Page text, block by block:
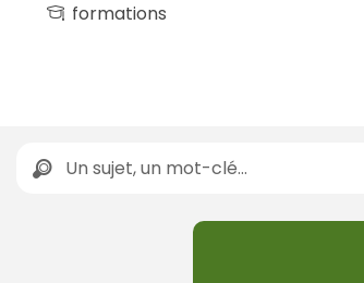
formations